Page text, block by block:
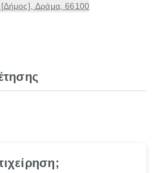
Δράμα, 66100